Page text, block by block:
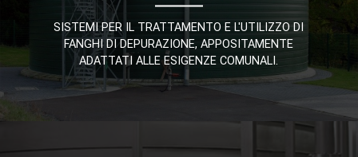
SISTEMI PER IL TRATTAMENTO E L'UTILIZZO DI
FANGHI DI DEPURAZIONE, APPOSITAMENTE
ADATTATI ALLE ESIGENZE COMUNALI.
SISTEMI PER IL TRATTAMENTO E L'UTILIZZO DI
FANGHI DI DEPURAZIONE, APPOSITAMENTE
ADATTATI ALLE ESIGENZE COMUNALI.